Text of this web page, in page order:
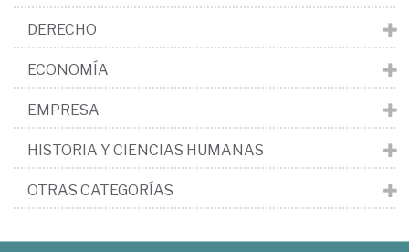
DERECHO
ECONOMÍA
EMPRESA
HISTORIA Y CIENCIAS HUMANAS
OTRAS CATEGORÍAS